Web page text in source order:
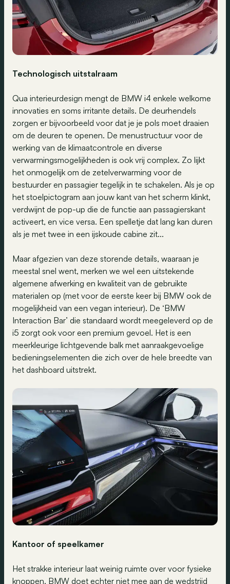
Technologisch uitstalraam
Qua interieurdesign mengt de BMW i4 enkele welkome
innovaties en soms irritante details. De deurhendels
zorgen er bijvoorbeeld voor dat je je pols moet draaien
om de deuren te openen. De menustructuur voor de
werking van de klimaatcontrole en diverse
verwarmingsmogelijkheden is ook vrij complex. Zo lijkt
het onmogelijk om de zetelverwarming voor de
bestuurder en passagier tegelijk in te schakelen. Als je op
het stoelpictogram aan jouw kant van het scherm klinkt,
verdwijnt de pop-up die de functie aan passagierskant
activeert, en vice versa. Een spelletje dat lang kan duren
als je met twee in een ijskoude cabine zit...
Maar afgezien van deze storende details, waaraan je
meestal snel went, merken we wel een uitstekende
algemene afwerking en kwaliteit van de gebruikte
materialen op (met voor de eerste keer bij BMW ook de
mogelijkheid van een vegan interieur). De ‘BMW
Interaction Bar’ die standaard wordt meegeleverd op de
i5 zorgt ook voor een premium gevoel. Het is een
meerkleurige lichtgevende balk met aanraakgevoelige
bedieningselementen die zich over de hele breedte van
het dashboard uitstrekt.
Kantoor of speelkamer
Het strakke interieur laat weinig ruimte over voor fysieke
knoppen. BMW doet echter niet mee aan de wedstrijd